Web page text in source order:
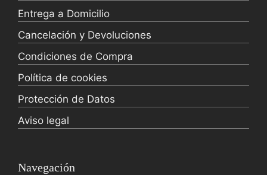
Entrega a Domicilio
Cancelación y Devoluciones
Condiciones de Compra
Política de cookies
Protección de Datos
Aviso legal
Navegación